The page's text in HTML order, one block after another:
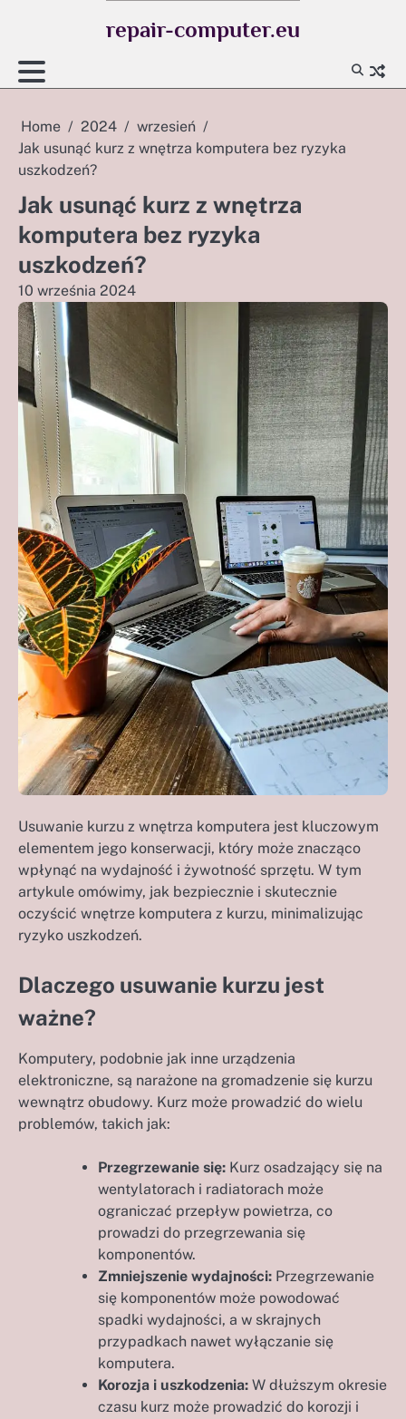
repair-computer.eu
Home 2024
wrzesień
Jak usunąć kurz z wnętrza komputera bez ryzyka
uszkodzeń?
Jak usunąć kurz z wnętrza
komputera bez ryzyka
uszkodzeń?
10 września 2024
Usuwanie kurzu z wnętrza komputera jest kluczowym
elementem jego konserwacji, który może znacząco
wpłynąć na wydajność i żywotność sprzętu. W tym
artykule omówimy, jak bezpiecznie i skutecznie
oczyścić wnętrze komputera z kurzu, minimalizując
ryzyko uszkodzeń.
Dlaczego usuwanie kurzu jest
ważne?
Komputery, podobnie jak inne urządzenia
elektroniczne, są narażone na gromadzenie się kurzu
wewnątrz obudowy. Kurz może prowadzić do wielu
problemów, takich jak:
Przegrzewanie się: Kurz osadzający się na
wentylatorach i radiatorach może
ograniczać przepływ powietrza, co
prowadzi do przegrzewania się
komponentów.
Zmniejszenie wydajności: Przegrzewanie
się komponentów może powodować
spadki wydajności, a w skrajnych
przypadkach nawet wyłączanie się
komputera.
Korozja i uszkodzenia: W dłuższym okresie
czasu kurz może prowadzić do korozji i